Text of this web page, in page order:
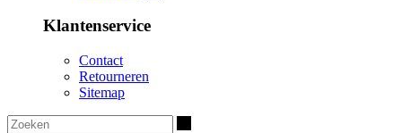
Klantenservice
Contact
Retourneren
Sitemap